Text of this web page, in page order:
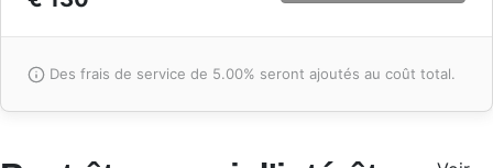
Des frais de service de 5.00% seront ajoutés au coût total.